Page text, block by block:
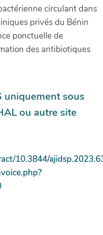
circulant dans
privés du Bénin
ponctuelle de
des antibiotiques
uniquement sous
ou autre site
10.3844/